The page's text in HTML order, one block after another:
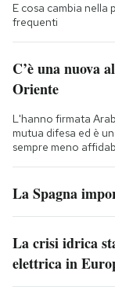
E cosa cambia
frequenti
C’è una nuova
Oriente
L'hanno firmata
mutua difesa ed è
sempre meno
La Spagna
La crisi idrica
elettrica in